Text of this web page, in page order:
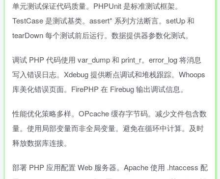
单元测试保证代码质量。PHPUnit 是标准测试框架。
TestCase 是测试基类。assert* 系列方法断言。setUp 和
tearDown 每个测试前后运行。数据提供器参数化测试。
调试 PHP 代码使用 var_dump 和 print_r。error_log 将消息
写入错误日志。Xdebug 提供断点调试和堆栈跟踪。Whoops
库美化错误页面。FirePHP 在 Firebug 输出调试信息。
性能优化策略多样。OPcache 缓存字节码。减少文件包含数
量。使用局部变量而非全局变量。避免在循环中计算。及时
释放数据库连接。
部署 PHP 应用配置 Web 服务器。Apache 使用 .htaccess 配